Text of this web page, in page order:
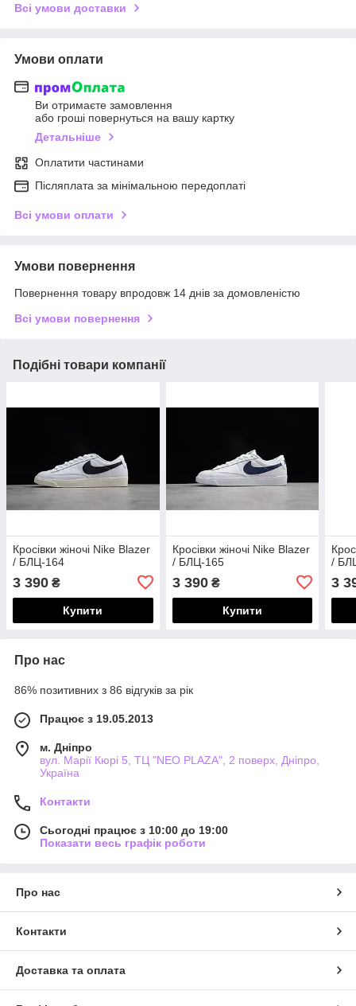
Всі умови доставки
Умови оплати
Ви отримаєте замовлення
або гроші повернуться на вашу картку
Детальніше
Оплатити частинами
Післяплата за мінімальною передоплаті
Всі умови оплати
Умови повернення
Повернення товару впродовж 14 днів за домовленістю
Всі умови повернення
Подібні товари компанії
Кросівки жіночі Nike Blazer
/ БЛЦ-164
3 390 ₴
Купити
Кросівки жіночі Nike Blazer
/ БЛЦ-165
3 390₴
Купити
/
3
Про нас
86% позитивних з 86 відгуків за рік
Працює з 19.05.2013
м. Дніпро
вул. Марії Кюрі 5, ТЦ "NEO PLAZA", 2 поверх, Дніпро,
Україна
Контакти
Сьогодні працює з 10:00 до 19:00
Показати весь графік роботи
Про нас
Контакти
Доставка та оплата